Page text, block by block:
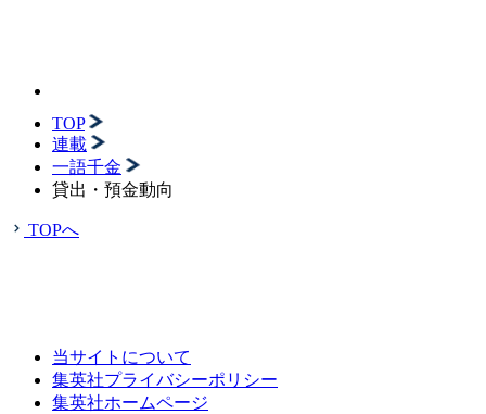
TOP
連載
一語千金
貸出・預金動向
TOPへ
当サイトについて
集英社プライバシーポリシー
集英社ホームページ